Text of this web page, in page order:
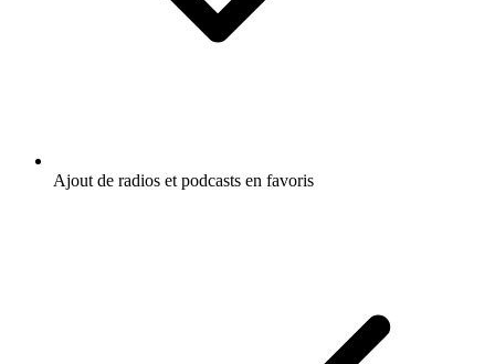
Ajout de radios et podcasts en favoris